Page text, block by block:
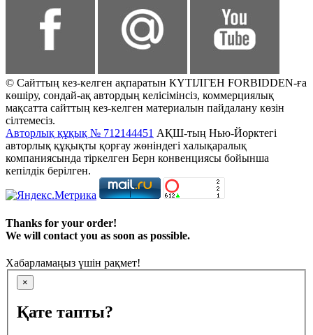
© Сайттың кез-келген ақпаратын КҮТІЛГЕН FORBIDDEN-ға
көшіру, сондай-ақ автордың келісімінсіз, коммерциялық
мақсатта сайттың кез-келген материалын пайдалану көзін
сілтемесіз.
Авторлық құқық № 712144451 АҚШ-тың Нью-Йорктегі
авторлық құқықты қорғау жөніндегі халықаралық
компаниясында тіркелген Берн конвенциясы бойынша
кепілдік берілген.
Thanks for your order!
We will contact you as soon as possible.
Хабарламаңыз үшін рақмет!
×
Қате тапты?